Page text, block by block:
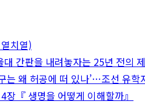
치열)
간판을 내려놓자는 25년 전의
왜 허공에 떠 있나’…조선 유학
『 생명을 어떻게 이해할까』